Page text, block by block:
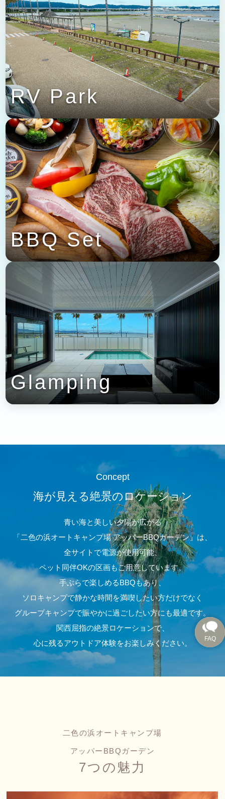
RV Park
BBQ Set
Glamping
Concept
海が見える絶景のロケーション
青い海と美しい夕陽が広がる
「二色の浜オートキャンプ場 アッパーBBQガーデン」は、
全サイトで電源が使用可能、
ペット同伴OKの区画もご用意しています。
手ぶらで楽しめるBBQもあり、
ソロキャンプで静かな時間を満喫したい方だけでなく
グループキャンプで賑やかに過ごしたい方にも最適です。
関西屈指の絶景ロケーションで、
心に残るアウトドア体験をお楽しみください。
二色の浜オートキャンプ場
アッパーBBQガーデン
7つの魅力